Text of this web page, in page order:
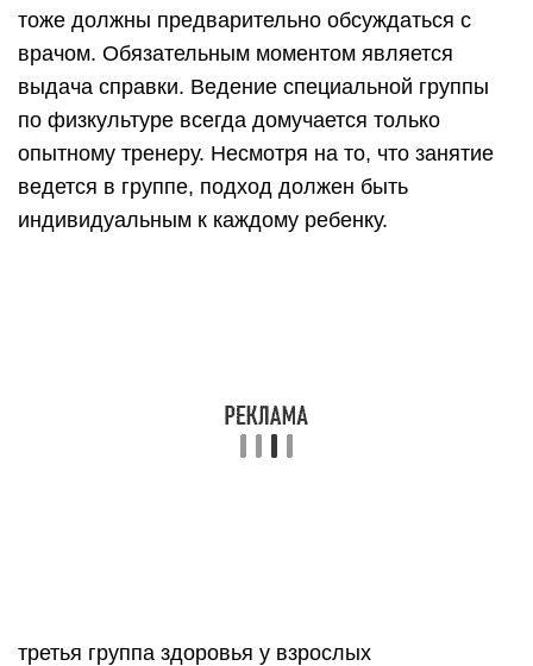
тоже должны предварительно обсуждаться с
врачом. Обязательным моментом является
выдача справки. Ведение специальной группы
по физкультуре всегда домучается только
опытному тренеру. Несмотря на то, что занятие
ведется в группе, подход должен быть
индивидуальным к каждому ребенку.
третья группа здоровья у взрослых